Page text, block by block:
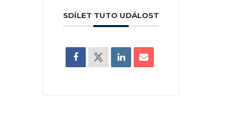
SDÍLET TUTO UDÁLOST